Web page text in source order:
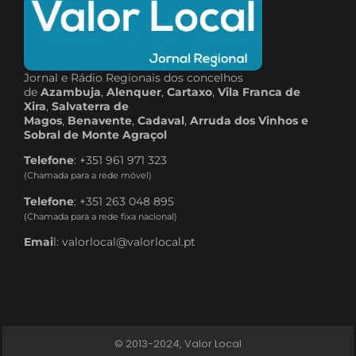
Jornal e Rádio Regionais dos concelhos
de Azambuja, Alenquer, Cartaxo, Vila Franca de
Xira, Salvaterra de
Magos, Benavente, Cadaval, Arruda dos Vinhos e
Sobral de Monte Agraçol
Telefone: +351 961 971 323
(Chamada para a rede móvel)
Telefone: +351 263 048 895
(Chamada para a rede fixa nacional)
Email: valorlocal@valorlocal.pt
© 2013-2024, Valor Local